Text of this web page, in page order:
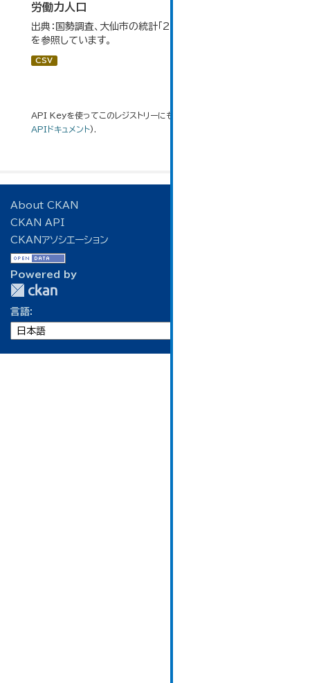
労働力人口
出典：国勢調査、大仙市の統計「2-6 労働力人口」のデータ
を参照しています。
CSV
API Keyを使ってこのレジストリーにもアクセス可能です
APIドキュメント).
About CKAN
CKAN API
CKANアソシエーション
Powered by
言語